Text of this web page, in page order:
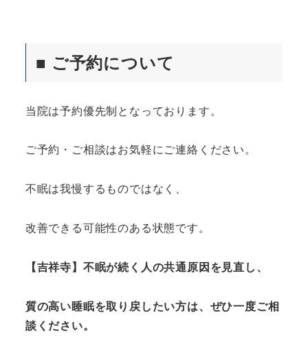
■ ご予約について
当院は予約優先制となっております。
ご予約・ご相談はお気軽にご連絡ください。
不眠は我慢するものではなく、
改善できる可能性のある状態です。
【吉祥寺】不眠が続く人の共通原因を見直し、
質の高い睡眠を取り戻したい方は、ぜひ一度ご相
談ください。